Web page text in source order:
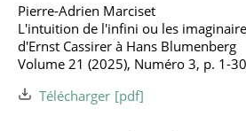
Pierre-Adrien Marciset
L'intuition de l'infini ou les
d'Ernst Cassirer à Hans Blumenberg
Volume 21 (2025), Numéro 3, p. 1-30
Télécharger